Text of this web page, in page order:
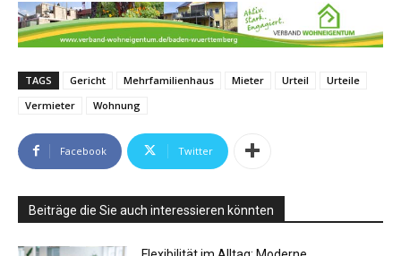
TAGS Gericht Mehrfamilienhaus Mieter Urteil
Urteile
Vermieter
Wohnung
Facebook Twitter
Beiträge die Sie auch interessieren könnten